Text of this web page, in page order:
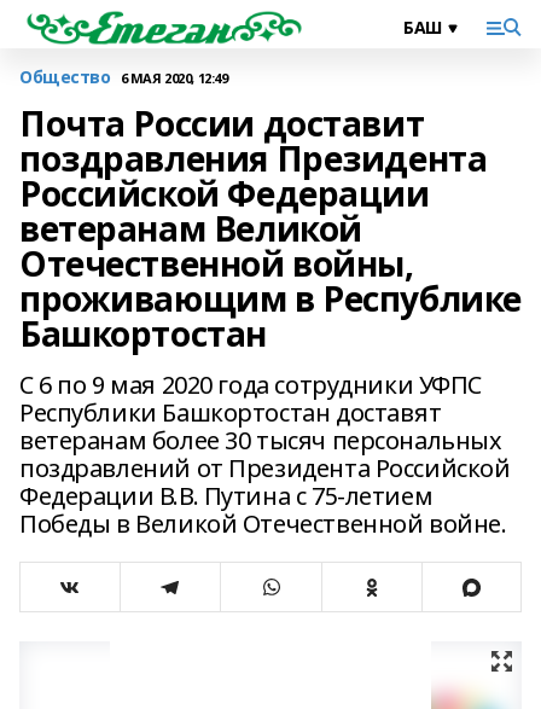
Общество 6 МАЯ 2020, 12:49
Почта России доставит
поздравления Президента
Российской Федерации
ветеранам Великой
Отечественной войны,
проживающим в Республике
Башкортостан
С 6 по 9 мая 2020 года сотрудники УФПС
Республики Башкортостан доставят
ветеранам более 30 тысяч персональных
поздравлений от Президента Российской
Федерации В.В. Путина с 75-летием
Победы в Великой Отечественной войне.